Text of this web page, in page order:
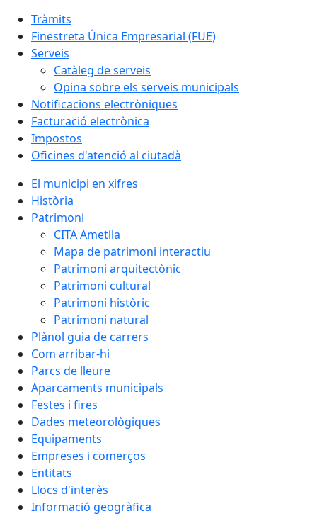
Tràmits
Finestreta Única Empresarial (FUE)
Serveis
Catàleg de serveis
Opina sobre els serveis municipals
Notificacions electròniques
Facturació electrònica
Impostos
Oficines d'atenció al ciutadà
El municipi en xifres
Història
Patrimoni
CITA Ametlla
Mapa de patrimoni interactiu
Patrimoni arquitectònic
Patrimoni cultural
Patrimoni històric
Patrimoni natural
Plànol guia de carrers
Com arribar-hi
Parcs de lleure
Aparcaments municipals
Festes i fires
Dades meteorològiques
Equipaments
Empreses i comerços
Entitats
Llocs d'interès
Informació geogràfica